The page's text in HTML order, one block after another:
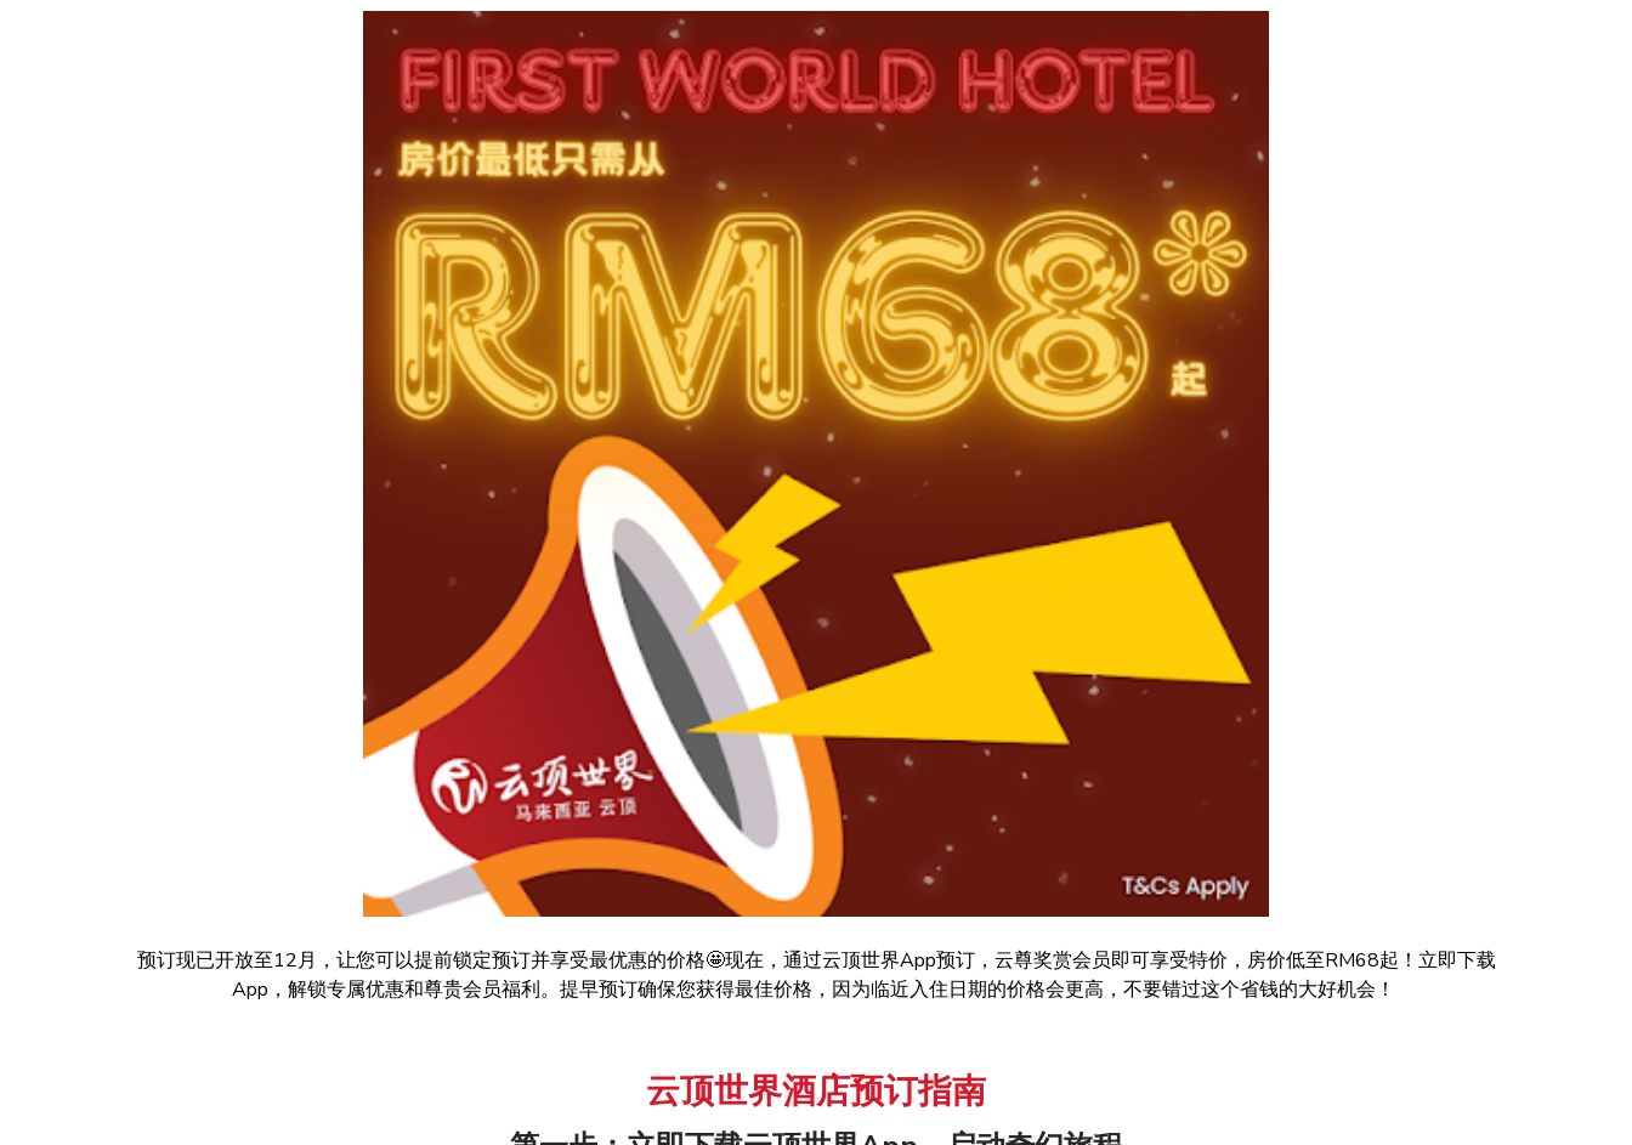
预订现已开放至12月，让您可以提前锁定预订并享受最优惠的价格🤩现在，通过云顶世界App预订，云尊奖赏会员即可享受特价，房价低至RM68起！立即下载
App，解锁专属优惠和尊贵会员福利。提早预订确保您获得最佳价格，因为临近入住日期的价格会更高，不要错过这个省钱的大好机会！
云顶世界酒店预订指南